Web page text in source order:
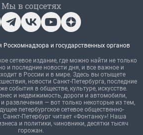
Мы в соцсетях
Роскомнадзора и государственных органов
сетевое издание, где можно найти не только
и последние новости дня, и все важное и
в России и в мире. Здесь вы отыщете
новости Санкт-Петербурга, последние
события в обществе, культуре, искусстве.
и недвижимость, дороги и автомобили,
развлечения — вот только некоторые из тем,
петербургское сетевое общественно-
Санкт-Петербург читает «Фонтанку»! Наша
и политики, чиновники, десятки тысяч
горожан.